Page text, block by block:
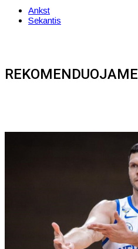
Ankst
Sekantis
REKOMENDUOJAME